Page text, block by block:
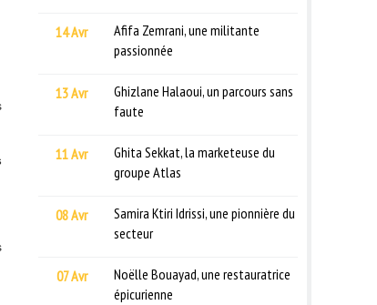
14 Avr
Afifa Zemrani, une militante
passionnée
13 Avr
Ghizlane Halaoui, un parcours sans
faute
11 Avr
Ghita Sekkat, la marketeuse du
groupe Atlas
08 Avr
Samira Ktiri Idrissi, une pionnière du
secteur
07 Avr
Noëlle Bouayad, une restauratrice
épicurienne